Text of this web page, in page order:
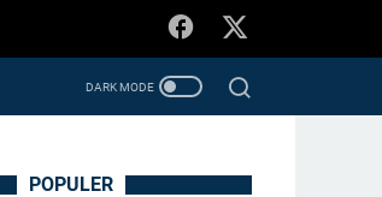
POPULER